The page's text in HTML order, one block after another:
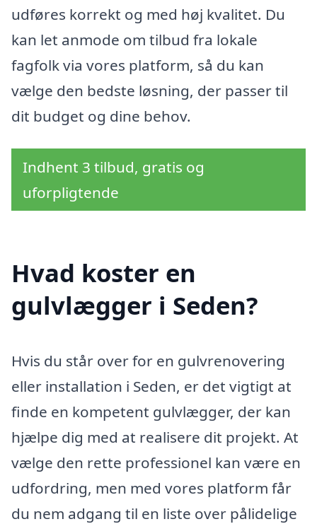
udføres korrekt og med høj kvalitet. Du
kan let anmode om tilbud fra lokale
fagfolk via vores platform, så du kan
vælge den bedste løsning, der passer til
dit budget og dine behov.
Indhent 3 tilbud, gratis og
uforpligtende
Hvad koster en
gulvlægger i Seden?
Hvis du står over for en gulvrenovering
eller installation i Seden, er det vigtigt at
finde en kompetent gulvlægger, der kan
hjælpe dig med at realisere dit projekt. At
vælge den rette professionel kan være en
udfordring, men med vores platform får
du nem adgang til en liste over pålidelige